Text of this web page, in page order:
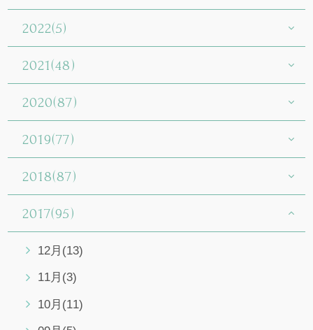
2022(5)
2021(48)
2020(87)
2019(77)
2018(87)
2017(95)
12月(13)
11月(3)
10月(11)